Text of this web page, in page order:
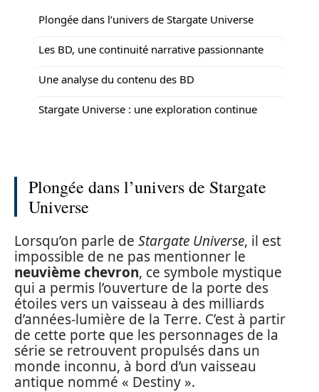
Plongée dans l’univers de Stargate Universe
Les BD, une continuité narrative passionnante
Une analyse du contenu des BD
Stargate Universe : une exploration continue
Plongée dans l’univers de Stargate
Universe
Lorsqu’on parle de Stargate Universe, il est
impossible de ne pas mentionner le
neuvième chevron, ce symbole mystique
qui a permis l’ouverture de la porte des
étoiles vers un vaisseau à des milliards
d’années-lumière de la Terre. C’est à partir
de cette porte que les personnages de la
série se retrouvent propulsés dans un
monde inconnu, à bord d’un vaisseau
antique nommé « Destiny ».